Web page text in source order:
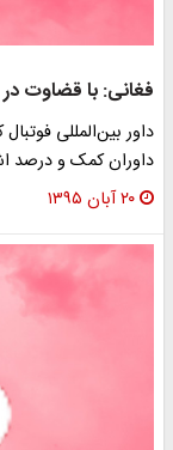
فغانی: با قضاوت در
داور بین‌المللی
داوران کمک و درصد
۲۰ آبان ۱۳۹۵